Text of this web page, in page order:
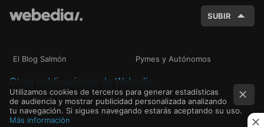
SUBIR
El Blog Salmón Pymes y Autónomos
Otras publicaciones de Webedia
Utilizamos cookies de terceros para generar estadísticas
de audiencia y mostrar publicidad personalizada analizando
tu navegación. Si sigues navegando estarás aceptando su uso.
Más información